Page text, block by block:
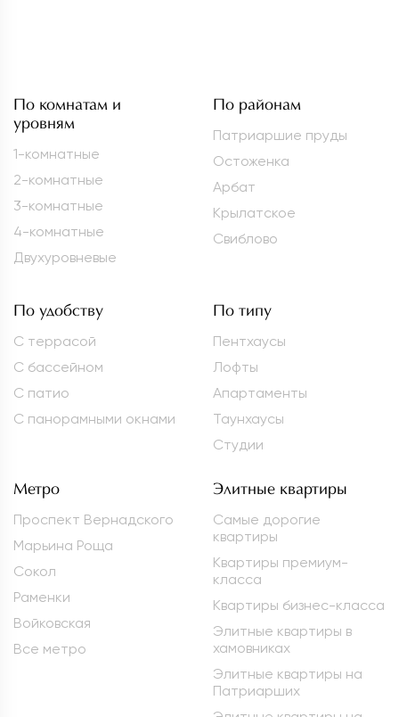
По комнатам и
уровням
1-комнатные
2-комнатные
3-комнатные
4-комнатные
Двухуровневые
По районам
Патриаршие пруды
Остоженка
Арбат
Крылатское
Свиблово
По удобству
С террасой
С бассейном
С патио
С панорамными окнами
По типу
Пентхаусы
Лофты
Апартаменты
Таунхаусы
Студии
Метро
Проспект Вернадского
Марьина Роща
Сокол
Раменки
Войковская
Все метро
Элитные квартиры
Самые дорогие
квартиры
Квартиры премиум-
класса
Квартиры бизнес-класса
Элитные квартиры в
хамовниках
Элитные квартиры на
Патриарших